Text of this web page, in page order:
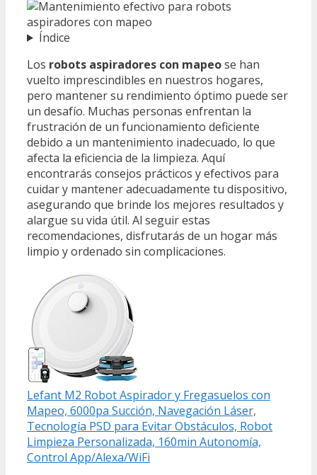
Índice
Los robots aspiradores con mapeose han
vuelto imprescindibles en nuestros hogares,
pero mantener su rendimiento óptimo puede ser
un desafío. Muchas personas enfrentan la
frustración de un funcionamiento deficiente
debido a un mantenimiento inadecuado, lo que
afecta la eficiencia de la limpieza. Aquí
encontrarás consejos prácticos y efectivos para
cuidar y mantener adecuadamente tu dispositivo,
asegurando que brinde los mejores resultados y
alargue su vida útil. Al seguir estas
recomendaciones, disfrutarás de un hogar más
limpio y ordenado sin complicaciones.
Lefant M2 Robot Aspirador y Fregasuelos con
Mapeo, 6000pa Succión, Navegación Láser,
Tecnología PSD para Evitar Obstáculos, Robot
Limpieza Personalizada, 160min Autonomía,
Control App/Alexa/WiFi